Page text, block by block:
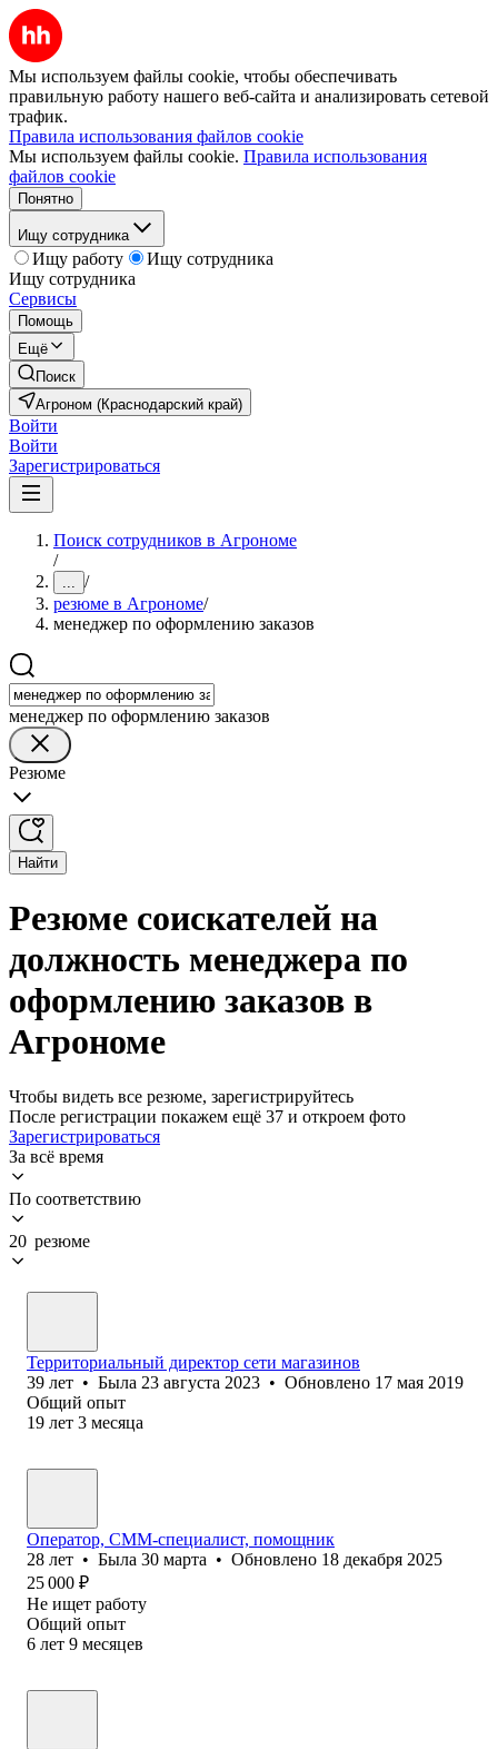
Мы используем файлы cookie, чтобы обеспечивать
правильную работу нашего веб-сайта и анализировать сетевой
трафик.
Правила использования файлов cookie
Мы используем файлы cookie. Правила использования
файлов cookie
Понятно
Ищу сотрудника
Ищу работу
Ищу сотрудника
Ищу сотрудника
Сервисы
Помощь
Ещё
Поиск
Агроном (Краснодарский край)
Войти
Войти
Зарегистрироваться
Поиск сотрудников в Агрономе
/
... /
резюме в Агрономе/
менеджер по оформлению заказов
менеджер по оформлению заказов
Резюме
Найти
Резюме соискателей на
должность менеджера по
оформлению заказов в
Агрономе
Чтобы видеть все резюме, зарегистрируйтесь
После регистрации покажем ещё 37 и откроем фото
Зарегистрироваться
За всё время
По соответствию
20 резюме
Территориальный директор сети магазинов
39 лет • Была 23 августа 2023 • Обновлено 17 мая 2019
Общий опыт
19 лет 3 месяца
Оператор, СММ-специалист, помощник
28 лет • Была 30 марта • Обновлено 18 декабря 2025
25 000 ₽
Не ищет работу
Общий опыт
6 лет 9 месяцев